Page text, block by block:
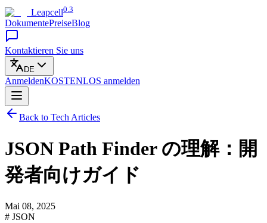
Leapcell0.3
DokumentePreiseBlog
Kontaktieren Sie uns
DE
AnmeldenKOSTENLOS anmelden
Back to Tech Articles
JSON Path Finder の理解：開
発者向けガイド
Mai 08, 2025
# JSON